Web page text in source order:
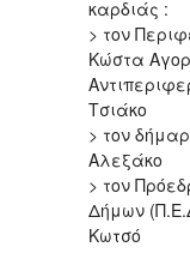
καρδιάς :
> τον
Κώστα
Τσιάκο
> τον
Αλεξάκο
> τον
Δήμων
Κωτσό